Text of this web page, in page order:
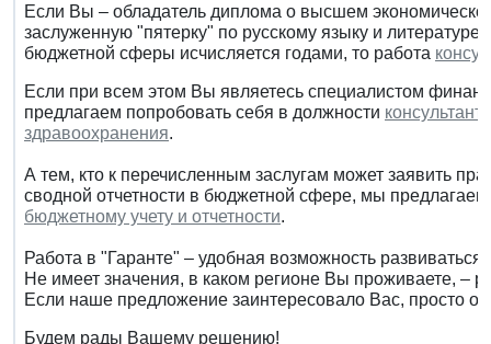
Если Вы – обладатель диплома о высшем
заслуженную "пятерку" по русскому языку и
бюджетной сферы исчисляется годами, то работа
Если при всем этом Вы являетесь специалистом
предлагаем попробовать себя в должности
здравоохранения.
А тем, кто к перечисленным заслугам может заявить
сводной отчетности в бюджетной сфере, мы
бюджетному учету и отчетности.
Работа в "Гаранте" – удобная возможность
Не имеет значения, в каком регионе Вы проживаете, –
Если наше предложение заинтересовало Вас, просто
Будем рады Вашему решению!